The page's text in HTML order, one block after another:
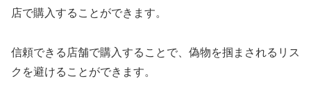
店で購入することができます。
信頼できる店舗で購入することで、偽物を掴まされるリス
クを避けることができます。